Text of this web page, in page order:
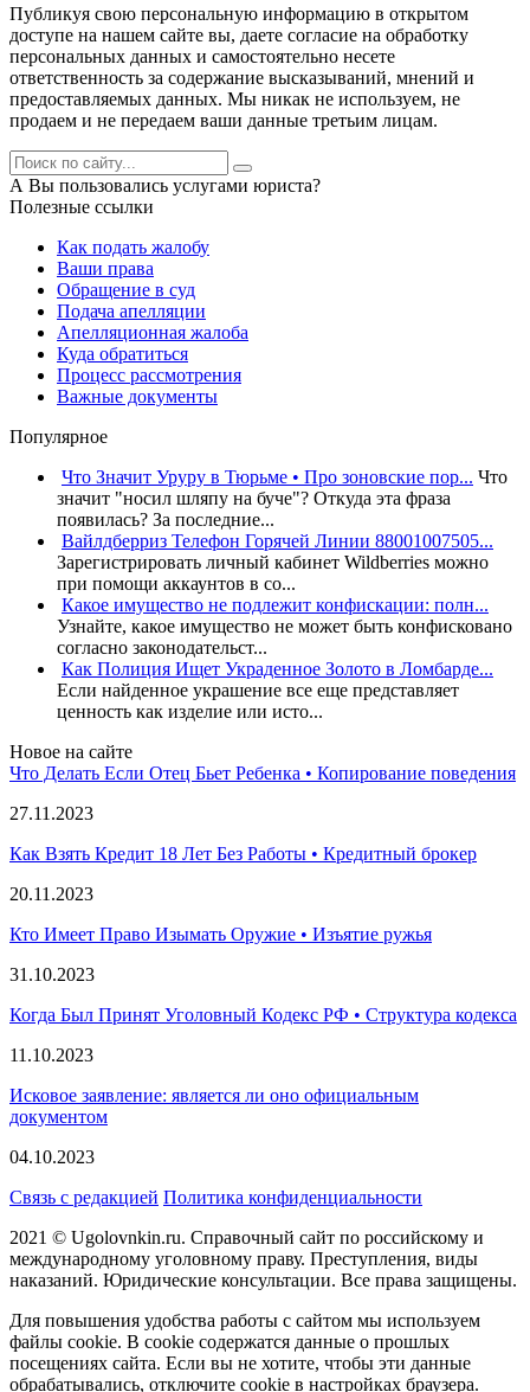
Публикуя свою персональную информацию в открытом
доступе на нашем сайте вы, даете согласие на обработку
персональных данных и самостоятельно несете
ответственность за содержание высказываний, мнений и
предоставляемых данных. Мы никак не используем, не
продаем и не передаем ваши данные третьим лицам.
А Вы пользовались услугами юриста?
Полезные ссылки
Как подать жалобу
Ваши права
Обращение в суд
Подача апелляции
Апелляционная жалоба
Куда обратиться
Процесс рассмотрения
Важные документы
Популярное
Что Значит Уруру в Тюрьме • Про зоновские пор... Что
значит "носил шляпу на буче"? Откуда эта фраза
появилась? За последние...
Вайлдберриз Телефон Горячей Линии 88001007505...
Зарегистрировать личный кабинет Wildberries можно
при помощи аккаунтов в со...
Какое имущество не подлежит конфискации: полн...
Узнайте, какое имущество не может быть конфисковано
согласно законодательст...
Как Полиция Ищет Украденное Золото в Ломбарде...
Если найденное украшение все еще представляет
ценность как изделие или исто...
Новое на сайте
Что Делать Если Отец Бьет Ребенка • Копирование поведения
27.11.2023
Как Взять Кредит 18 Лет Без Работы • Кредитный брокер
20.11.2023
Кто Имеет Право Изымать Оружие • Изъятие ружья
31.10.2023
Когда Был Принят Уголовный Кодекс РФ • Структура кодекса
11.10.2023
Исковое заявление: является ли оно официальным
документом
04.10.2023
Связь с редакцией Политика конфиденциальности
2021 © Ugolovnkin.ru. Справочный сайт по российскому и
международному уголовному праву. Преступления, виды
наказаний. Юридические консультации. Все права защищены.
Для повышения удобства работы с сайтом мы используем
файлы cookie. В cookie содержатся данные о прошлых
посещениях сайта. Если вы не хотите, чтобы эти данные
обрабатывались, отключите cookie в настройках браузера.